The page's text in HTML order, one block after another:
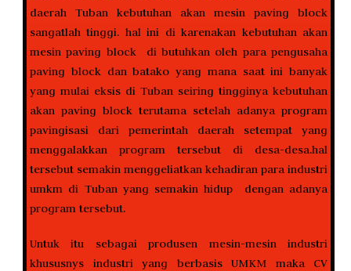
daerah Tuban kebutuhan akan mesin paving block
sangatlah tinggi. hal ini di karenakan kebutuhan akan
mesin paving block di butuhkan oleh para pengusaha
paving block dan batako yang mana saat ini banyak
yang mulai eksis di Tuban seiring tingginya kebutuhan
akan paving block terutama setelah adanya program
pavingisasi dari pemerintah daerah setempat yang
menggalakkan program tersebut di desa-desa.hal
tersebut semakin menggeliatkan kehadiran para industri
umkm di Tuban yang semakin hidup dengan adanya
program tersebut.
Untuk itu sebagai produsen mesin-mesin industri
khususnys industri yang berbasis UMKM maka CV